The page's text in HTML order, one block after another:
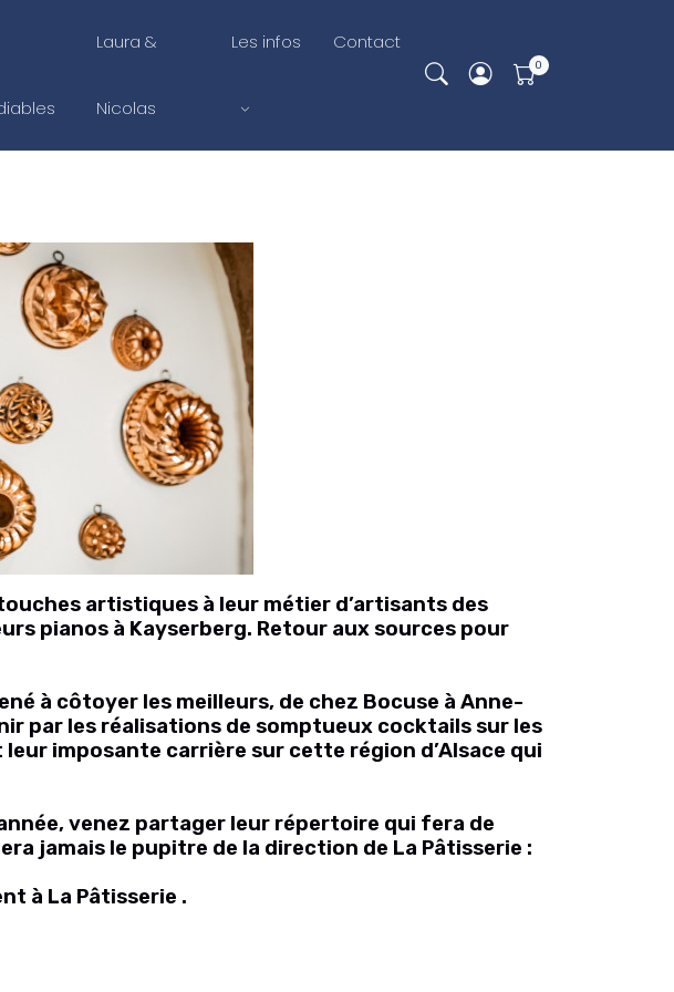
Laura &
Nicolas
Les infos Contact
artistiques à leur métier d’artisants des
pianos à Kayserberg. Retour aux sources pour
à côtoyer les meilleurs, de chez Bocuse à Anne-
par les réalisations de somptueux cocktails sur les
imposante carrière sur cette région d’Alsace qui
venez partager leur répertoire qui fera de
jamais le pupitre de la direction de La Pâtisserie :
à La Pâtisserie .